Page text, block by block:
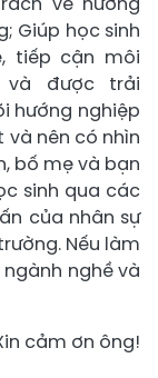
Giúp học sinh
tiếp cận môi
và được trải
hướng nghiệp
và nên có nhìn
bố mẹ và bạn
sinh qua các
của nhân sự
Nếu làm
nghề và
cảm ơn ông!